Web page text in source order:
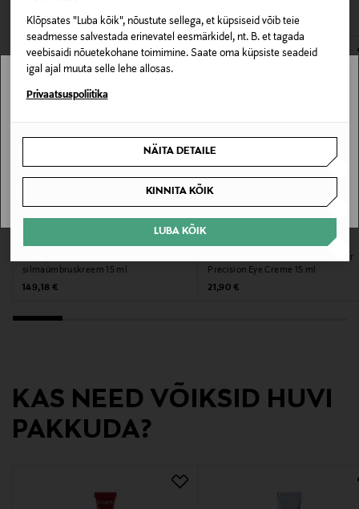
Klõpsates "Luba kõik", nõustute sellega, et küpsiseid võib teie
seadmesse salvestada erinevatel eesmärkidel, nt. B. et tagada
veebisaidi nõuetekohane toimimine. Saate oma küpsiste seadeid
igal ajal muuta selle lehe allosas.
Privaatsuspoliitika
NÄITA DETAILE
KINNITA KÕIK
LUBA KÕIK
Kategooria
Silmaümbruskreem
15 ml
SAKSAMAA
Tootja
Tootja aadress
avamata originaalpakendis.
E-POE TAGASTUSED
silmaümbruskreem 15 ml
Original Price
149,18 €
Silmaümbruskreem Revitalift Laser
Precision Eye Creme 15 ml
Original Price
21,90 €
KAS NEED VÕIKSID HUVI
PAKKUDA?
Stockmann pole Sinu riigis saadaval.
SAAN ARU